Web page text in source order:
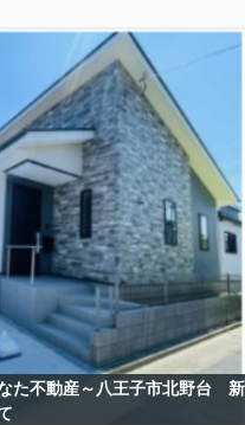
た不動産～八王子市北野台 新